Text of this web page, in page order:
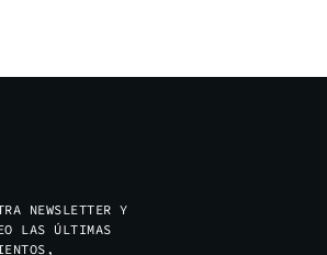
NEWSLETTER Y
LAS ÚLTIMAS